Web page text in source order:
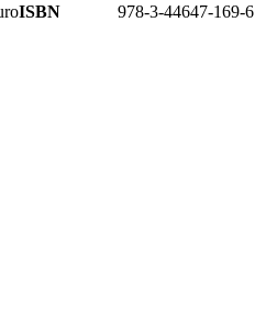
ISBN 978-3-44647-169-6